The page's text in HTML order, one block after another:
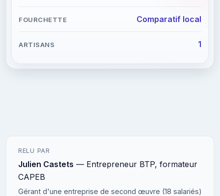
Comparatif local
1
RELU PAR
Julien Castets — Entrepreneur BTP, formateur
CAPEB
Gérant d'une entreprise de second œuvre (18 salariés)